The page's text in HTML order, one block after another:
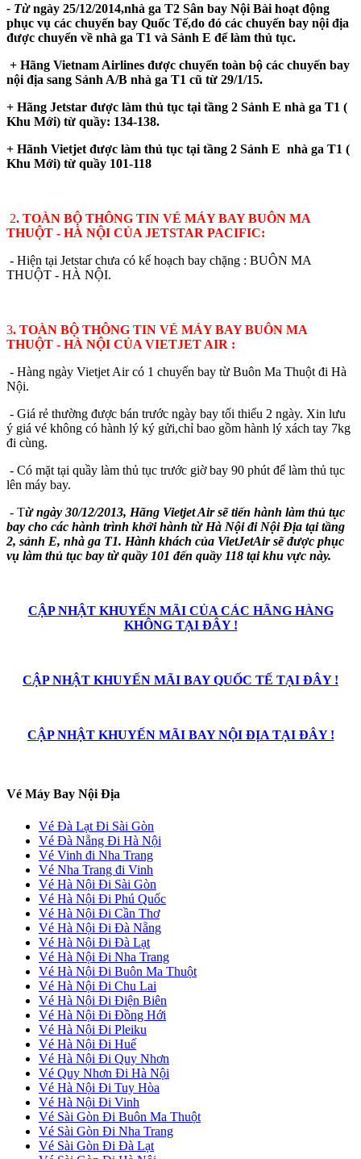
- Từngày 25/12/2014,nhà ga T2 Sân bay Nội Bài hoạt động
phục vụ các chuyến bay Quốc Tế,do đó các chuyến bay nội địa
được chuyển về nhà ga T1 và Sảnh E để làm thủ tục.
+ Hãng Vietnam Airlines được chuyển toàn bộ các chuyến bay
nội địa sang Sảnh A/B nhà ga T1 cũ từ 29/1/15.
+ Hãng Jetstar được làm thủ tục tại tầng 2 Sảnh E nhà ga T1 (
Khu Mới) từ quầy: 134-138.
+ Hãnh Vietjet được làm thủ tục tại tầng 2 Sảnh E nhà ga T1 (
Khu Mới) từ quầy 101-118
2. TOÀN BỘ THÔNG TIN VÉ MÁY BAY BUÔN MA
THUỘT - HÀ NỘI CỦA JETSTAR PACIFIC:
- Hiện tại Jetstar chưa có kế hoạch bay chặng : BUÔN MA
THUỘT - HÀ NỘI.
3. TOÀN BỘ THÔNG TIN VÉ MÁY BAY BUÔN MA
THUỘT - HÀ NỘI CỦA VIETJET AIR :
- Hàng ngày Vietjet Air có 1 chuyến bay từ Buôn Ma Thuột đi Hà
Nội.
- Giá rẻ thường được bán trước ngày bay tối thiểu 2 ngày. Xin lưu
ý giá vé không có hành lý ký gửi,chỉ bao gồm hành lý xách tay 7kg
đi cùng.
- Có mặt tại quầy làm thủ tục trước giờ bay 90 phút để làm thủ tục
lên máy bay.
- Từ ngày 30/12/2013, Hãng Vietjet Air sẽ tiến hành làm thủ tục
bay cho các hành trình khởi hành từ Hà Nội đi Nội Địa tại tầng
2, sảnh E, nhà ga T1. Hành khách của VietJetAir sẽ được phục
vụ làm thủ tục bay từ quầy 101 đến quầy 118 tại khu vực này.
CẬP NHẬT KHUYẾN MÃI CỦA CÁC HÃNG HÀNG
KHÔNG TẠI ĐÂY !
CẬP NHẬT KHUYẾN MÃI BAY QUỐC TẾ TẠI ĐÂY !
CẬP NHẬT KHUYẾN MÃI BAY NỘI ĐỊA TẠI ĐÂY !
Vé Máy Bay Nội Địa
Vé Đà Lạt Đi Sài Gòn
Vé Đà Nẵng Đi Hà Nội
Vé Vinh đi Nha Trang
Vé Nha Trang đi Vinh
Vé Hà Nội Đi Sài Gòn
Vé Hà Nội Đi Phú Quốc
Vé Hà Nội Đi Cần Thơ
Vé Hà Nội Đi Đà Nẵng
Vé Hà Nội Đi Đà Lạt
Vé Hà Nội Đi Nha Trang
Vé Hà Nội Đi Buôn Ma Thuột
Vé Hà Nội Đi Chu Lai
Vé Hà Nội Đi Điện Biên
Vé Hà Nội Đi Đồng Hới
Vé Hà Nội Đi Pleiku
Vé Hà Nội Đi Huế
Vé Hà Nội Đi Quy Nhơn
Vé Quy Nhơn Đi Hà Nội
Vé Hà Nội Đi Tuy Hòa
Vé Hà Nội Đi Vinh
Vé Sài Gòn Đi Buôn Ma Thuột
Vé Sài Gòn Đi Nha Trang
Vé Sài Gòn Đi Đà Lạt